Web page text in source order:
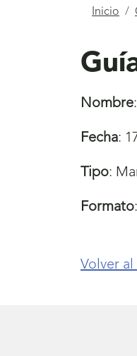
Está
Inicio
Nombre:
Fecha:
Tipo:
Formato:
Volver